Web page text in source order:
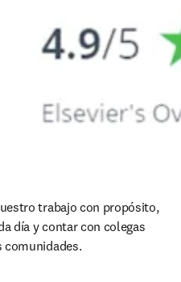
trabajo con propósito,
día y contar con colegas
comunidades.